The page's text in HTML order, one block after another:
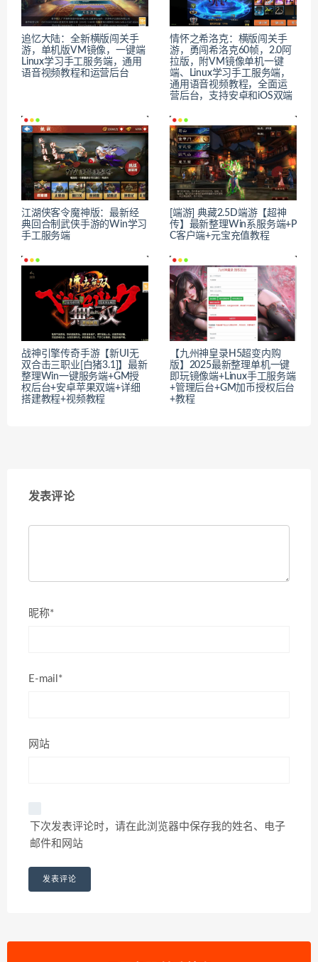
追忆大陆：全新横版闯关手
游，单机版VM镜像，一键端
Linux学习手工服务端，通用
语音视频教程和运营后台
情怀之希洛克：横版闯关手
游，勇闯希洛克60帧，2.0阿
拉版，附VM镜像单机一键
端、Linux学习手工服务端，
通用语音视频教程，全面运
营后台，支持安卓和iOS双端
江湖侠客令魔神版：最新经
典回合制武侠手游的Win学习
手工服务端
[端游] 典藏2.5D端游【超神
传】最新整理Win系服务端+P
C客户端+元宝充值教程
战神引擎传奇手游【新UI无
双合击三职业[白猪3.1]】最新
整理Win一键服务端+GM授
权后台+安卓苹果双端+详细
搭建教程+视频教程
【九州神皇录H5超变内购
版】2025最新整理单机一键
即玩镜像端+Linux手工服务端
+管理后台+GM加币授权后台
+教程
发表评论
昵称*
E-mail*
网站
下次发表评论时，请在此浏览器中保存我的姓名、电子
邮件和网站